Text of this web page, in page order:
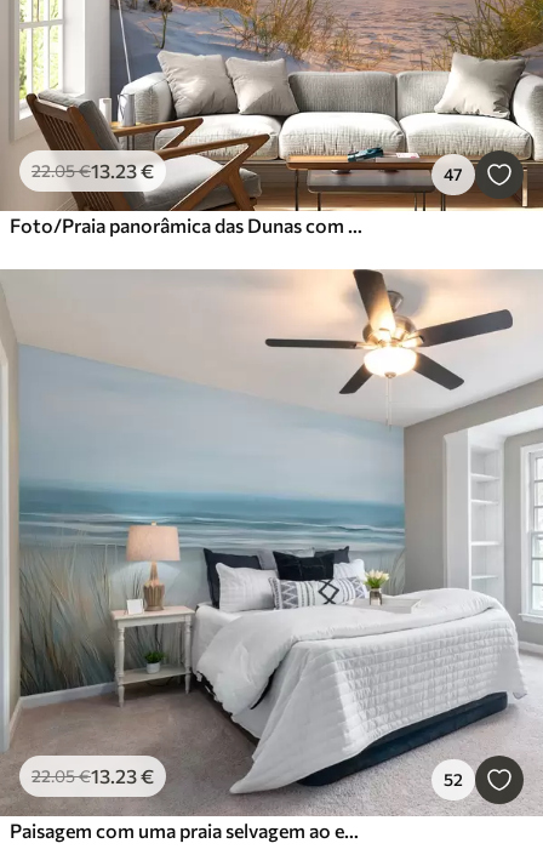
22.05€13.23€ 47
Foto/Praia panorâmica das Dunas com pôr do sol
22.05€13.23€ 52
Paisagem com uma praia selvagem ao estilo de uma pintura a óleo